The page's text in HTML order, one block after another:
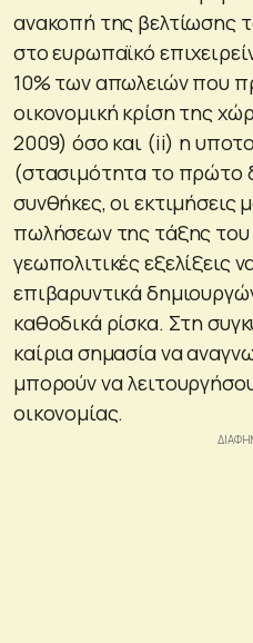
ανακοπή της βελτίωσης
στο ευρωπαϊκό
10% των απωλειών που
οικονομική κρίση της
2009) όσο και (ii) η
(στασιμότητα το πρώτο
συνθήκες, οι εκτιμήσεις
πωλήσεων της τάξης του
γεωπολιτικές εξελίξεις
επιβαρυντικά
καθοδικά ρίσκα. Στη
καίρια σημασία να
μπορούν να
οικονομίας.